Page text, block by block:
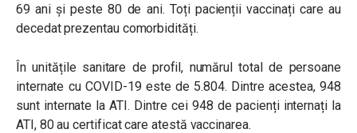
69 ani și peste 80 de ani. Toți pacienții vaccinați care au
decedat prezentau comorbidități.
În unitățile sanitare de profil, numărul total de persoane
internate cu COVID-19 este de 5.804. Dintre acestea, 948
sunt internate la ATI. Dintre cei 948 de pacienți internați la
ATI, 80 au certificat care atestă vaccinarea.